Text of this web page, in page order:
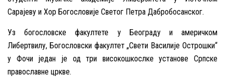
Сарајеву и Хор Богословије Светог Петра Дабробосанског.
Уз богословске факултете у Београду и америчком
Либертвилу, Богословски факултет „Свети Василије Острошки“
у Фочи један је од три високошкослке установе Српске
правослaвне цркве.